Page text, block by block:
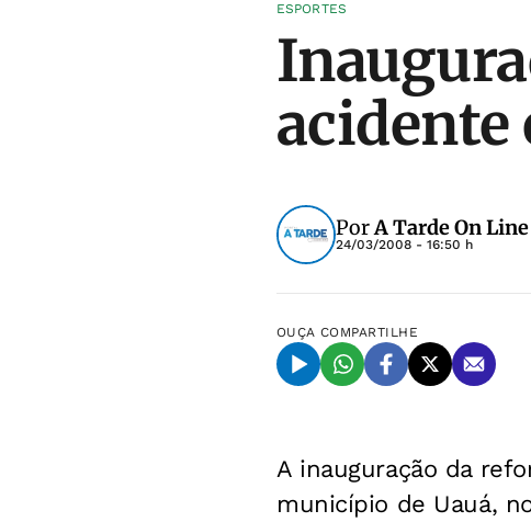
ESPORTES
acidente
PorA Tarde On Line
24/03/2008 - 16:50 h
OUÇA COMPARTILHE
A inauguração da
município de Uauá,